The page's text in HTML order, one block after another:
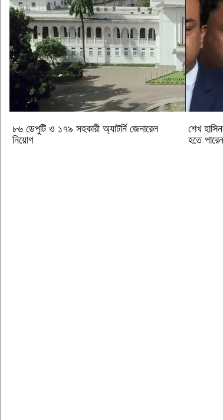
৮৬ ডেপুটি ও ১৭৯ সহকারী অ্যাটর্নি জেনারেল
নিয়োগ
শেখ
হতে